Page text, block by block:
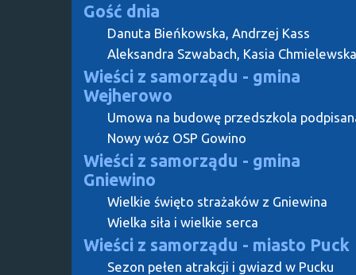
Gość dnia
Danuta Bieńkowska, Andrzej Kass
Aleksandra Szwabach, Kasia Chmielewska
Wieści z samorządu - gmina
Wejherowo
Umowa na budowę przedszkola
Nowy wóz OSP Gowino
Wieści z samorządu - gmina
Gniewino
Wielkie święto strażaków z Gniewina
Wielka siła i wielkie serca
Wieści z samorządu - miasto Puck
Sezon pełen atrakcji i gwiazd w Pucku